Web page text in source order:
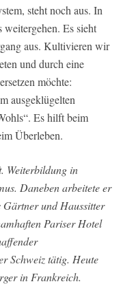
steht noch aus. In
Es sieht
aus. Kultivieren wir
und durch eine
möchte:
ausgeklügelten
Es hilft beim
Überleben.
Weiterbildung in
Daneben arbeitete er
Gärtner und Haussitter
Pariser Hotel
Schweiz tätig. Heute
in Frankreich.